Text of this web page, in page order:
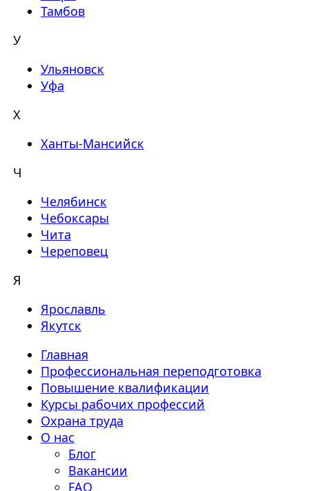
Тамбов
У
Ульяновск
Уфа
Х
Ханты-Мансийск
Ч
Челябинск
Чебоксары
Чита
Череповец
Я
Ярославль
Якутск
Главная
Профессиональная переподготовка
Повышение квалификации
Курсы рабочих профессий
Охрана труда
О нас
Блог
Вакансии
FAQ